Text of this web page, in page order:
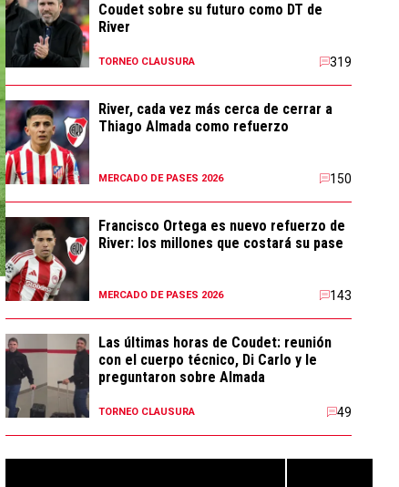
Coudet sobre su futuro como DT de
River
TORNEO CLAUSURA 319
River, cada vez más cerca de cerrar a
Thiago Almada como refuerzo
MERCADO DE PASES 2026 150
Francisco Ortega es nuevo refuerzo de
River: los millones que costará su pase
MERCADO DE PASES 2026 143
Las últimas horas de Coudet: reunión
con el cuerpo técnico, Di Carlo y le
preguntaron sobre Almada
TORNEO CLAUSURA 49